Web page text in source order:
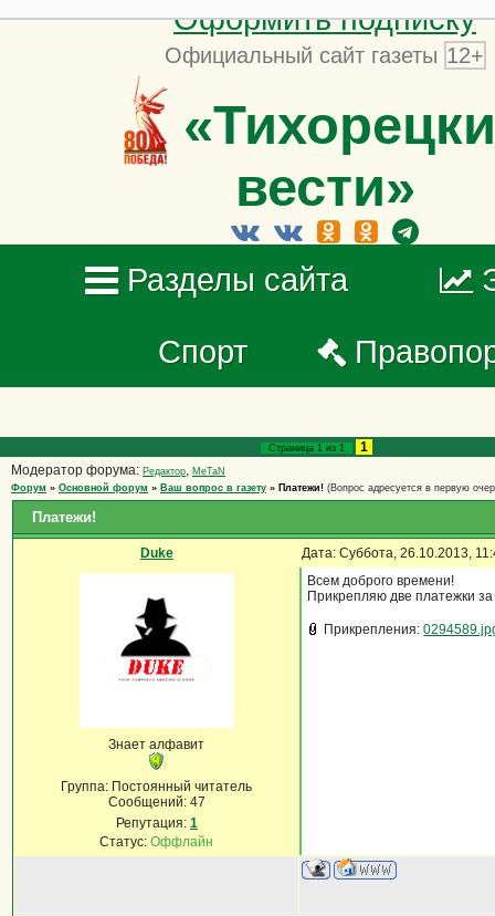
Оформить подписку
Официальный сайт газеты 12+
вести»
Разделы сайта
Спорт
Страница 1 из 1
1
Модератор форума: Редактор, MeTaN
Форум » Основной форум » Ваш вопрос в газету » Платежи! (Вопрос адресуется в первую
Платежи!
Duke Дата: Суббота, 26.10.2013,
Знает алфавит
Группа: Постоянный читатель
Сообщений: 47
Репутация: 1
Статус:Оффлайн
Всем доброго времени!
Прикрепляю две платежки
Прикрепления: